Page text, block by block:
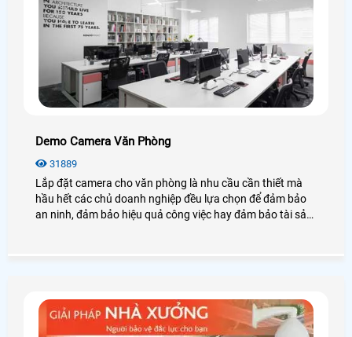
Demo Camera Văn Phòng
31889
Lắp đặt camera cho văn phòng là nhu cầu cần thiết mà
hầu hết các chủ doanh nghiệp đều lựa chọn để đảm bảo
an ninh, đảm bảo hiệu quả công việc hay đảm bảo tài sản